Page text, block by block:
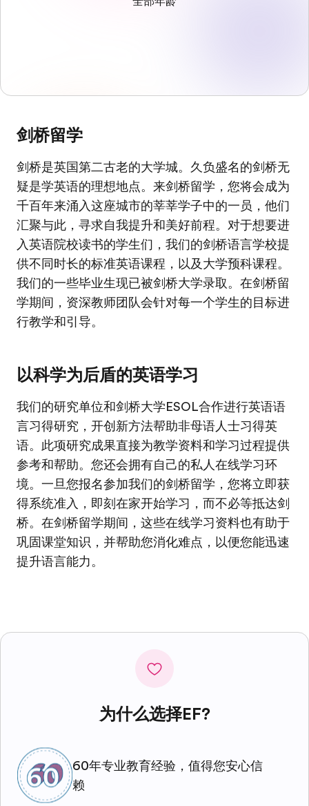
剑桥留学
剑桥是英国第二古老的大学城。久负盛名的剑桥无
疑是学英语的理想地点。来剑桥留学，您将会成为
千百年来涌入这座城市的莘莘学子中的一员，他们
汇聚与此，寻求自我提升和美好前程。对于想要进
入英语院校读书的学生们，我们的剑桥语言学校提
供不同时长的标准英语课程，以及大学预科课程。
我们的一些毕业生现已被剑桥大学录取。在剑桥留
学期间，资深教师团队会针对每一个学生的目标进
行教学和引导。
以科学为后盾的英语学习
我们的研究单位和剑桥大学ESOL合作进行英语语
言习得研究，开创新方法帮助非母语人士习得英
语。此项研究成果直接为教学资料和学习过程提供
参考和帮助。您还会拥有自己的私人在线学习环
境。一旦您报名参加我们的剑桥留学，您将立即获
得系统准入，即刻在家开始学习，而不必等抵达剑
桥。在剑桥留学期间，这些在线学习资料也有助于
巩固课堂知识，并帮助您消化难点，以便您能迅速
提升语言能力。
为什么选择EF?
60年专业教育经验，值得您安心信
赖